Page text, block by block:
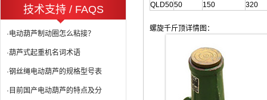
技术支持 / FAQS
·电动葫芦制动圈怎么粘接？
·葫芦式起重机名词术语
·钢丝绳电动葫芦的规格型号表
·目前国产电动葫芦的特点及分
QLD5050 150 320
螺旋千斤顶详情图：